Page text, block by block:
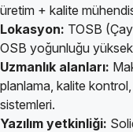
üretim + kalite
Lokasyon: TOSB
OSB yoğunluğu
Uzmanlık alanları:
planlama, kalite
sistemleri.
Yazılım yetkinliği: